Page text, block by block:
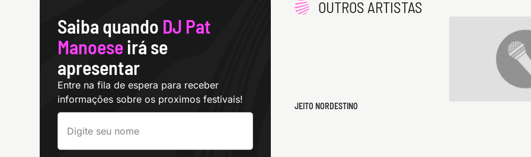
Saiba quando DJ Pat
Manoeseirá se
apresentar
Entre na fila de espera para receber
informações sobre os proximos festivais!
OUTROS ARTISTAS
JEITO NORDESTINO